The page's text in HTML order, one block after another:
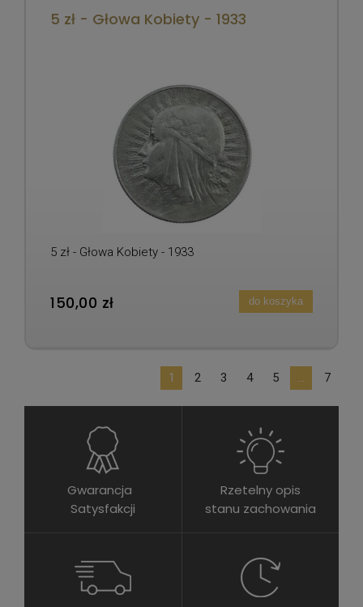
5 zł - Głowa Kobiety - 1933
5 zł - Głowa Kobiety - 1933
150,00 zł do koszyka
1 2 3 4 5 ... 7
Gwarancja
Satysfakcji
Rzetelny opis
stanu zachowania